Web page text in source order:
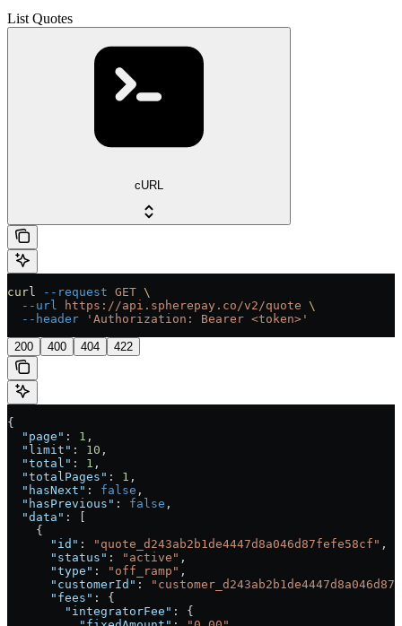
List Quotes
cURL
curl --request GET \
  --url
https://api.spherepay.co/v2/quote \
  --header
'Authorization: Bearer <token>'
200 400 404 422
{
  "page"
: 1 ,
  "limit"
: 10 ,
  "total"
: 1 ,
  "totalPages"
: 1 ,
  "hasNext"
: false ,
  "hasPrevious"
: false ,
  "data"
: [
    {
      "id"
: "quote_d243ab2b1de4447d8a046d87fefe58cf" ,
      "status"
: "active" ,
      "type"
: "off_ramp" ,
      "customerId"
:
      "fees"
: {
        "integratorFee"
: {